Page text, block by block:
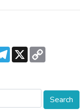
Telegram
X